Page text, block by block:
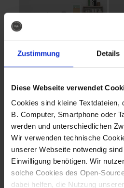
Zustimmung Details
Diese Webseite verwendet
Cookies sind kleine Textdateien,
B. Computer, Smartphone oder
werden und unterschiedlichen
Wir verwenden technische
unserer Webseite notwendig
Einwilligung benötigen. Wir
solche Cookies des Open-
dabei helfen, die Nutzung
Fotografo: Lorenz
Sternbach
Download